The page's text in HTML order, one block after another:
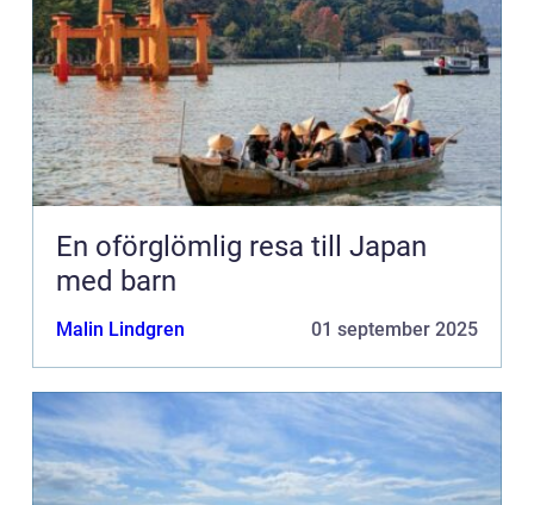
En oförglömlig resa till Japan
med barn
Malin Lindgren 01 september 2025